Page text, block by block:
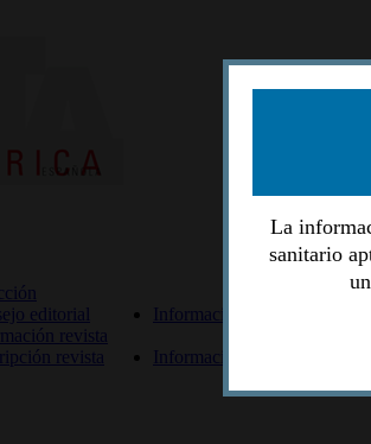
editorial
Información lectores
revista
revista
Información autores
La
sanitario